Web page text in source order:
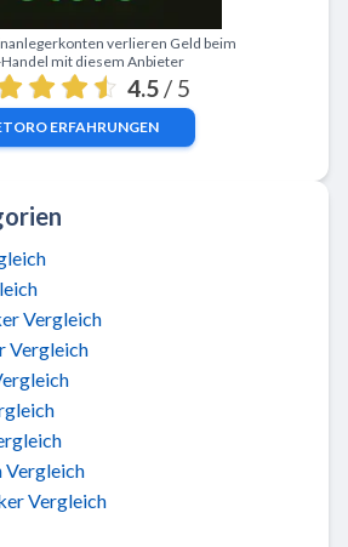
verlieren Geld beim
Handel mit diesem Anbieter
4.5 / 5
ERFAHRUNGEN
Vergleich
Vergleich
Vergleich
Vergleich